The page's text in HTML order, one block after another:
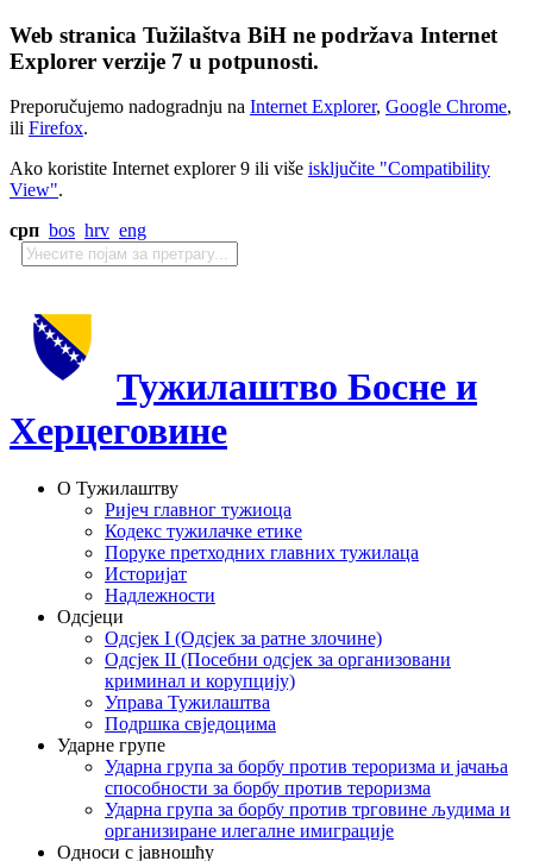
Web stranica Tužilaštva BiH ne podržava Internet
Explorer verzije 7 u potpunosti.
Preporučujemo nadogradnju na Internet Explorer, Google Chrome,
ili Firefox.
Ako koristite Internet explorer 9 ili više isključite "Compatibility
View".
срп bos hrv eng
Тужилаштво Босне и
Херцеговине
О Тужилаштву
Ријеч главног тужиоца
Кодекс тужилачке етике
Поруке претходних главних тужилаца
Историјат
Надлежности
Одсјеци
Одсјек I (Одсјек за ратне злочине)
Одсјек II (Посебни одсјек за организовани
криминал и корупцију)
Управа Тужилаштва
Подршка свједоцима
Ударне групе
Ударна група за борбу против тероризма и јачања
способности за борбу против тероризма
Ударна група за борбу против трговине људима и
организиране илегалне имиграције
Односи с јавношћу